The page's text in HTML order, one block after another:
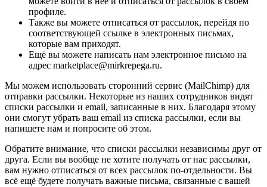
профиле.
Также вы можете отписаться от рассылок, перейдя по
соответствующей ссылке в электронных письмах,
которые вам приходят.
Ещё вы можете написать нам электронное письмо на
адрес marketplace@mirkrepega.ru.
Мы можем использовать сторонний сервис (MailChimp) для
отправки рассылки. Некоторые из наших сотрудников видят
списки рассылки и email, записанные в них. Благодаря этому
они смогут убрать ваш email из списка рассылки, если вы
напишете нам и попросите об этом.
Обратите внимание, что списки рассылки независимы друг от
друга. Если вы вообще не хотите получать от нас рассылки,
вам нужно отписаться от всех рассылок по-отдельности. Вы
всё ещё будете получать важные письма, связанные с вашей